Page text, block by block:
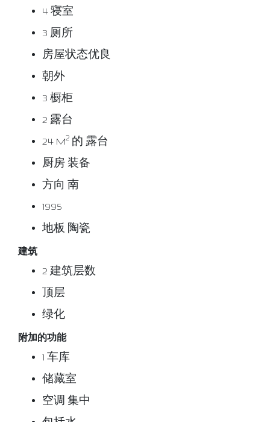
4 寝室
3 厕所
房屋状态优良
朝外
3 橱柜
2 露台
24 M2 的 露台
厨房 装备
方向 南
1995
地板 陶瓷
建筑
2 建筑层数
顶层
绿化
附加的功能
1 车库
储藏室
空调 集中